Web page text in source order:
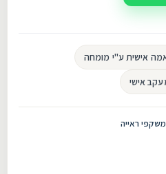
אישית ע"י מומחה
אישי
משקפי ראייה